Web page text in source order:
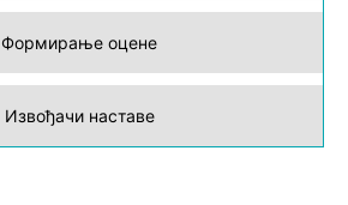
Формирање оцене
Извођачи наставе